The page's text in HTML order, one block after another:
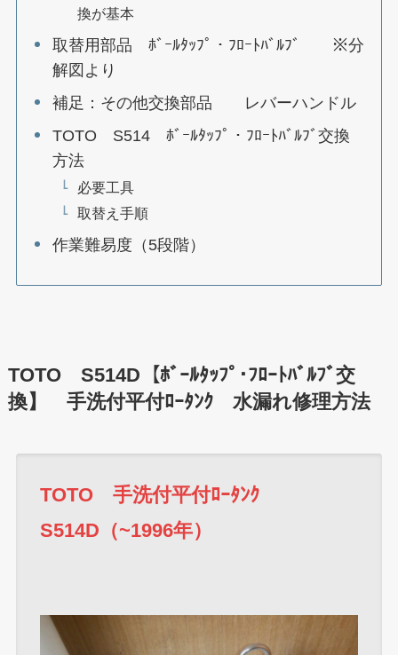
換が基本
取替用部品 ﾎﾞｰﾙﾀｯﾌﾟ・ﾌﾛｰﾄﾊﾞﾙﾌﾞ ※分
解図より
補足：その他交換部品 レバーハンドル
TOTO S514 ﾎﾞｰﾙﾀｯﾌﾟ・ﾌﾛｰﾄﾊﾞﾙﾌﾞ交換
方法
必要工具
取替え手順
作業難易度（5段階）
TOTO S514D【ﾎﾞｰﾙﾀｯﾌﾟ･ﾌﾛｰﾄﾊﾞﾙﾌﾞ交
換】 手洗付平付ﾛｰﾀﾝｸ 水漏れ修理方法
TOTO 手洗付平付ﾛｰﾀﾝｸ
S514D（~1996年）